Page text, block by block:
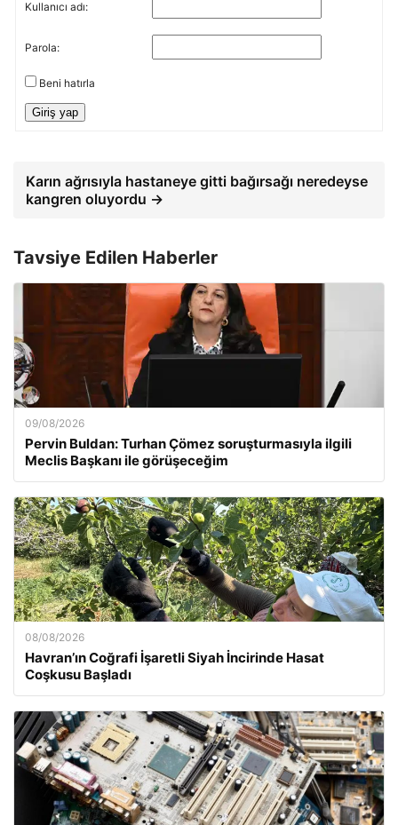
Kullanıcı adı:
Parola:
Beni hatırla
Giriş yap
Karın ağrısıyla hastaneye gitti bağırsağı neredeyse
kangren oluyordu →
Tavsiye Edilen Haberler
09/08/2026
Pervin Buldan: Turhan Çömez soruşturmasıyla ilgili
Meclis Başkanı ile görüşeceğim
08/08/2026
Havran’ın Coğrafi İşaretli Siyah İncirinde Hasat
Coşkusu Başladı